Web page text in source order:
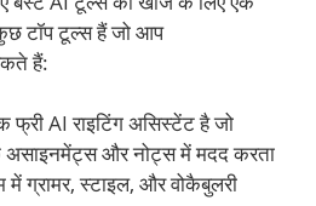
कुछ टॉप टूल्स हैं जो आप
हैं:
AI राइटिंग असिस्टेंट है जो
और नोट्स में मदद करता
में ग्रामर, स्टाइल, और वोकैबुलरी